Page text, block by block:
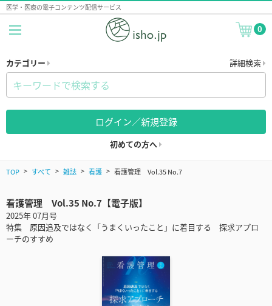
医学・医療の電子コンテンツ配信サービス
0
カテゴリー 詳細検索
ログイン／新規登録
初めての方へ
TOP すべて 雑誌 看護 看護管理 Vol.35 No.7
看護管理 Vol.35 No.7【電子版】
2025年 07月号
特集 原因追及ではなく「うまくいったこと」に着目する 探求アプロ
ーチのすすめ